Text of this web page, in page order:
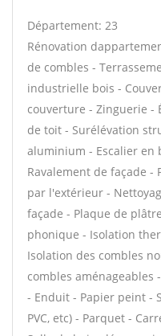
Département: 23
Rénovation
de combles -
industrielle bois -
couverture - Zinguerie -
de toit - Surélévation
aluminium - Escalier en
Ravalement de façade -
par l'extérieur -
façade - Plaque de
phonique - Isolation
Isolation des combles
combles aménageables
- Enduit - Papier peint -
PVC, etc) - Parquet -